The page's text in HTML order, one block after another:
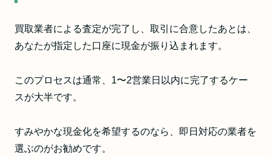
買取業者による査定が完了し、取引に合意したあとは、
あなたが指定した口座に現金が振り込まれます。
このプロセスは通常、1〜2営業日以内に完了するケー
スが大半です。
すみやかな現金化を希望するのなら、即日対応の業者を
選ぶのがお勧めです。